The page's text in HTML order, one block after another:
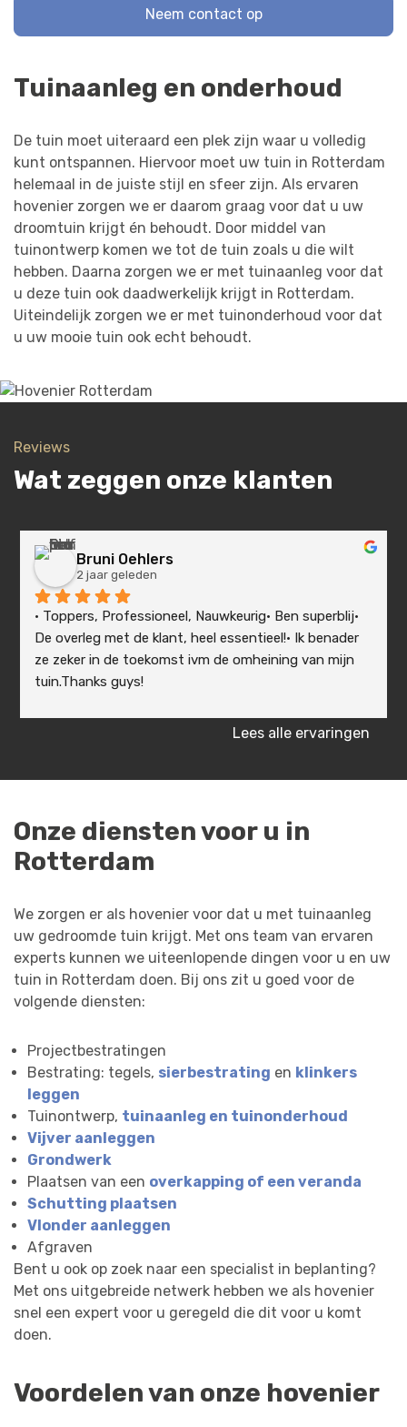
Neem contact op
Tuinaanleg en onderhoud
De tuin moet uiteraard een plek zijn waar u volledig
kunt ontspannen. Hiervoor moet uw tuin in Rotterdam
helemaal in de juiste stijl en sfeer zijn. Als ervaren
hovenier zorgen we er daarom graag voor dat u uw
droomtuin krijgt én behoudt. Door middel van
tuinontwerp komen we tot de tuin zoals u die wilt
hebben. Daarna zorgen we er met tuinaanleg voor dat
u deze tuin ook daadwerkelijk krijgt in Rotterdam.
Uiteindelijk zorgen we er met tuinonderhoud voor dat
u uw mooie tuin ook echt behoudt.
Reviews
Wat zeggen onze klanten
Bruni Oehlers
2 jaar geleden
• Toppers, Professioneel, Nauwkeurig• Ben superblij•
De overleg met de klant, heel essentieel!• Ik benader
ze zeker in de toekomst ivm de omheining van mijn
tuin.Thanks guys!
Lees alle ervaringen
Onze diensten voor u in
Rotterdam
We zorgen er als hovenier voor dat u met tuinaanleg
uw gedroomde tuin krijgt. Met ons team van ervaren
experts kunnen we uiteenlopende dingen voor u en uw
tuin in Rotterdam doen. Bij ons zit u goed voor de
volgende diensten:
Projectbestratingen
Bestrating: tegels, sierbestrating en klinkers
leggen
Tuinontwerp, tuinaanleg en tuinonderhoud
Vijver aanleggen
Grondwerk
Plaatsen van een overkapping of een veranda
Schutting plaatsen
Vlonder aanleggen
Afgraven
Bent u ook op zoek naar een specialist in beplanting?
Met ons uitgebreide netwerk hebben we als hovenier
snel een expert voor u geregeld die dit voor u komt
doen.
Voordelen van onze hovenier